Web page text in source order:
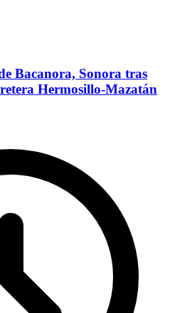
Bacanora, Sonora tras
Hermosillo-Mazatán